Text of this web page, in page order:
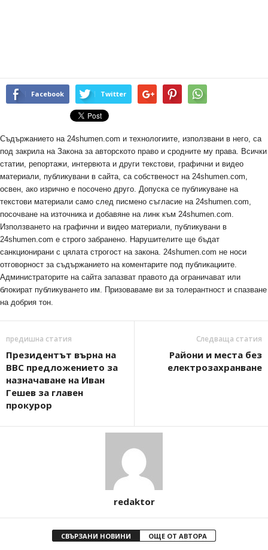
Facebook Twitter
Съдържанието на 24shumen.com и технологиите, използвани в него, са
под закрила на Закона за авторското право и сродните му права. Всички
статии, репортажи, интервюта и други текстови, графични и видео
материали, публикувани в сайта, са собственост на 24shumen.com,
освен, ако изрично е посочено друго. Допуска се публикуване на
текстови материали само след писмено съгласие на 24shumen.com,
посочване на източника и добавяне на линк към 24shumen.com.
Използването на графични и видео материали, публикувани в
24shumen.com е строго забранено. Нарушителите ще бъдат
санкционирани с цялата строгост на закона. 24shumen.com не носи
отговорност за съдържанието на коментарите под публикациите.
Администраторите на сайта запазват правото да ограничават или
блокират публикуването им. Призоваваме ви за толерантност и спазване
на добрия тон.
предишна статия
Президентът върна на
ВВС предложението за
назначаване на Иван
Гешев за главен
прокурор
Следваща статия
Райони и места без
електрозахранване
redaktor
СВЪРЗАНИ НОВИНИ ОЩЕ ОТ АВТОРА